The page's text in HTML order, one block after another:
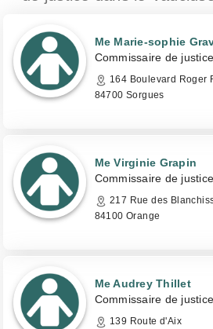
Me Marie-sophie
Commissaire de justice
164 Boulevard Roger
84700 Sorgues
Me Virginie Grapin
Commissaire de justice
217 Rue des
84100 Orange
Me Audrey Thillet
Commissaire de justice
139 Route d'Aix